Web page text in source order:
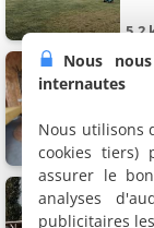
5.2
5.2
4
Nous
internautes
Nous utilisons
cookies tiers)
assurer le
analyses
publicitaires